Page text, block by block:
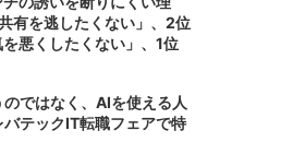
有を逃したくない」、2位
を悪くしたくない」、1位
ではなく、AIを使える人
テックIT転職フェアで特